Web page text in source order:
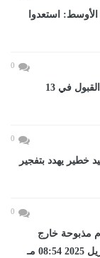
الأوسط: استعدوا
0
تنسيق الثانوى العام 2027.. اعرف درجات القبول في 13
0
يهدد بتفجير
0
جرام لحوم مذبوحة خارج